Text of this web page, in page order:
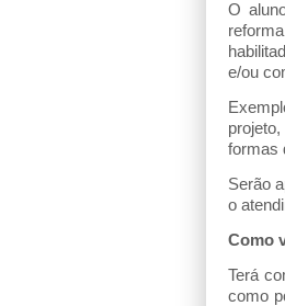
O
e/ou
formas
Serão
o
Como
Terá
como